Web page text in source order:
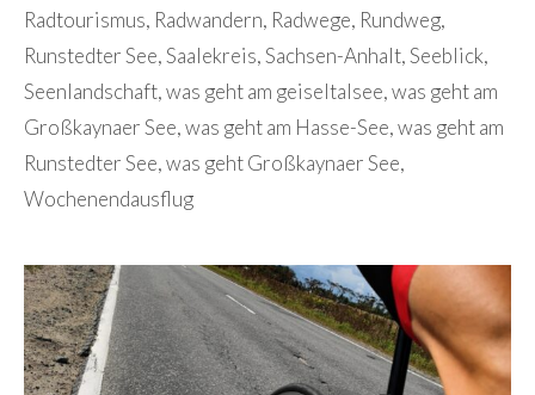
Radtourismus, Radwandern, Radwege, Rundweg,
Runstedter See,Saalekreis,Sachsen-Anhalt,Seeblick,
Seenlandschaft,was geht am geiseltalsee,was geht am
Großkaynaer See,was geht am Hasse-See,was geht am
Runstedter See,was geht Großkaynaer See,
Wochenendausflug